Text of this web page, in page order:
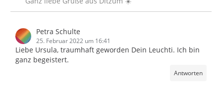
Petra Schulte
25. Februar 2022 um 16:41
Liebe Ursula, traumhaft geworden Dein Leuchti. Ich bin
ganz begeistert.
Antworten